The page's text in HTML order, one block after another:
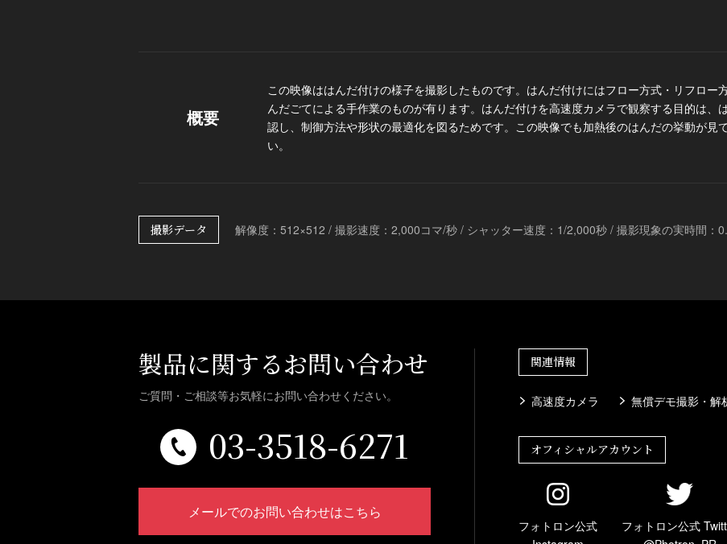
概要
この映像ははんだ付けの様子を撮影したものです。はんだ付けにはフロー方式・リフロー
んだごてによる手作業のものが有ります。はんだ付けを高速度カメラで観察する目的は、
認し、制御方法や形状の最適化を図るためです。この映像でも加熱後のはんだの挙動が見
い。
撮影データ 解像度：512×512 / 撮影速度：2,000コマ/秒 / シャッター速度：1/2,000秒 / 撮影現象の実時間：
製品に関するお問い合わせ
ご質問・ご相談等お気軽にお問い合わせください。
03-3518-6271
メールでのお問い合わせはこちら
関連情報
高速度カメラ 無償デモ撮影・解
オフィシャルアカウント
フォトロン公式
フォトロン公式